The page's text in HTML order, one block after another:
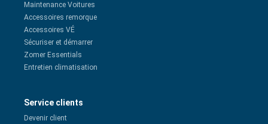
Maintenance Voitures
Accessoires remorque
Accessoires VÉ
Sécuriser et démarrer
Zomer Essentials
Entretien climatisation
Service clients
Devenir client